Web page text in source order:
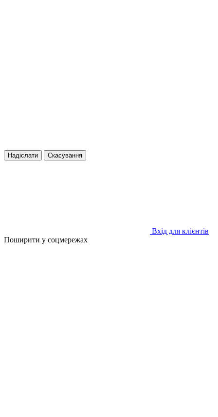
Надіслати Скасування
Вхід для клієнтів
Поширити у соцмережах